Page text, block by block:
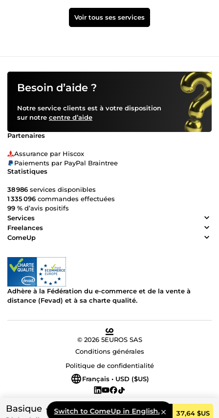
Basique Commander 37,64 $US
Voir tous ses services
Switch to ComeUp in English.
Besoin d’aide ?
Notre service clients est à votre disposition
sur notre centre d’aide
Partenaires
Assurance par Hiscox
Paiements par PayPal Braintree
Statistiques
38 986 services disponibles
1 335 096 commandes effectuées
99 % d’avis positifs
Services
Freelances
ComeUp
Adhère à la Fédération du e-commerce et de la vente à
distance (Fevad) et à sa charte qualité.
© 2026 5EUROS SAS
Conditions générales
Politique de confidentialité
Français • USD ($US)